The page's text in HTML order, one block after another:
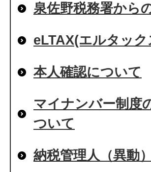
泉佐野税務署から
eLTAX(エルタッ
本人確認について
マイナンバー制度
ついて
納税管理人（異動